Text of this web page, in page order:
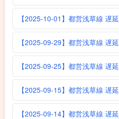
【2025-10-01】都営浅草線 遅延
【2025-09-29】都営浅草線 遅延
【2025-09-25】都営浅草線 遅延
【2025-09-15】都営浅草線 遅延
【2025-09-14】都営浅草線 遅延